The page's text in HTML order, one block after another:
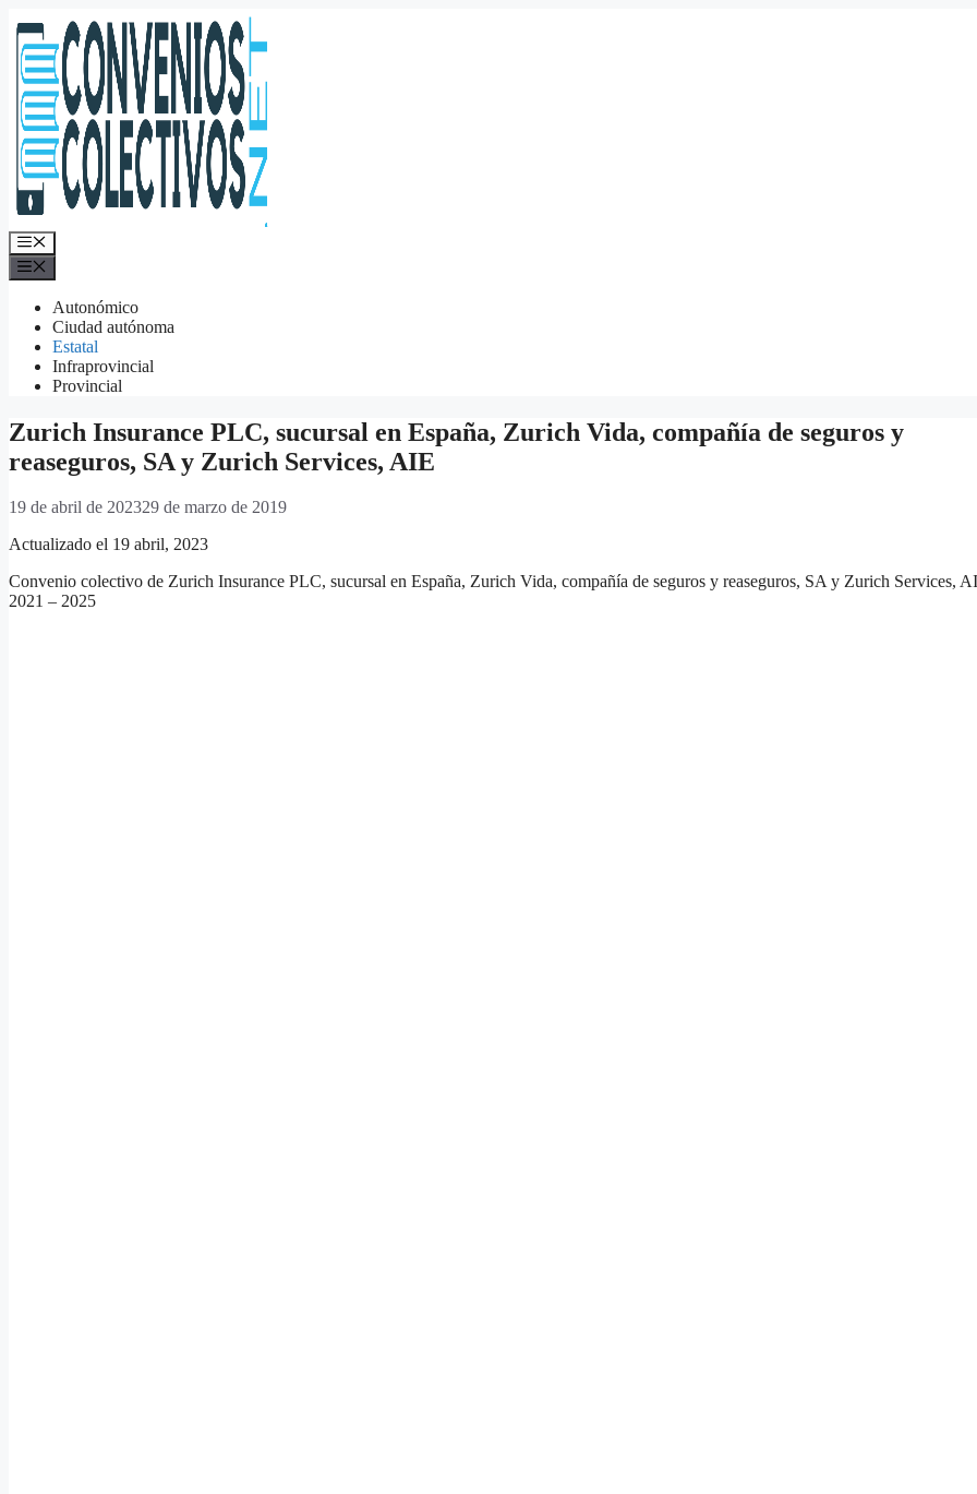
al
contenido
Menú
Autonómico
Ciudad autónoma
Estatal
Infraprovincial
Provincial
Zurich Insurance PLC, sucursal en España, Zurich Vida, compañía de seguros y
reaseguros, SA y Zurich Services, AIE
19 de abril de 202329 de marzo de 2019
Actualizado el 19 abril, 2023
Convenio colectivo de Zurich Insurance PLC, sucursal en España, Zurich Vida, compañía de seguros y reaseguros, SA y Zurich Services,
2021 – 2025